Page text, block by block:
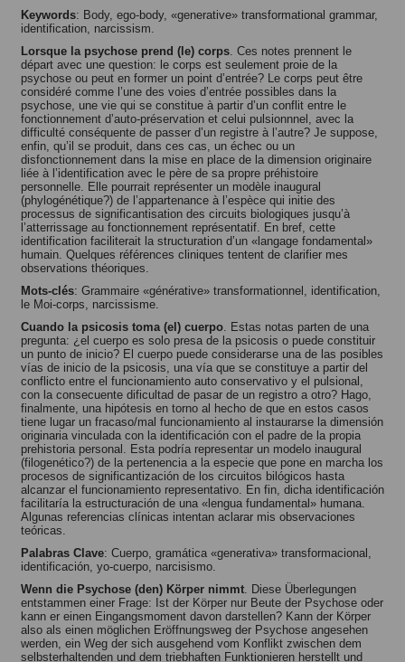
Keywords: Body, ego-body, «generative» transformational grammar,
identification, narcissism.
Lorsque la psychose prend (le) corps . Ces notes prennent le
départ avec une question: le corps est seulement proie de la
psychose ou peut en former un point d’entrée? Le corps peut être
considéré comme l’une des voies d’entrée possibles dans la
psychose, une vie qui se constitue à partir d’un conflit entre le
fonctionnement d’auto-préservation et celui pulsionnnel, avec la
difficulté conséquente de passer d’un registre à l’autre? Je suppose,
enfin, qu’il se produit, dans ces cas, un échec ou un
disfonctionnement dans la mise en place de la dimension originaire
liée à l’identification avec le père de sa propre préhistoire
personnelle. Elle pourrait représenter un modèle inaugural
(phylogénétique?) de l’appartenance à l’espèce qui initie des
processus de significantisation des circuits biologiques jusqu’à
l’atterrissage au fonctionnement représentatif. En bref, cette
identification faciliterait la structuration d’un «langage fondamental»
humain. Quelques références cliniques tentent de clarifier mes
observations théoriques.
Mots-clés: Grammaire «générative» transformationnel, identification,
le Moi-corps, narcissisme.
Cuando la psicosis toma (el) cuerpo . Estas notas parten de una
pregunta: ¿el cuerpo es solo presa de la psicosis o puede constituir
un punto de inicio? El cuerpo puede considerarse una de las posibles
vías de inicio de la psicosis, una vía que se constituye a partir del
conflicto entre el funcionamiento auto conservativo y el pulsional,
con la consecuente dificultad de pasar de un registro a otro? Hago,
finalmente, una hipótesis en torno al hecho de que en estos casos
tiene lugar un fracaso/mal funcionamiento al instaurarse la dimensión
originaria vinculada con la identificación con el padre de la propia
prehistoria personal. Esta podría representar un modelo inaugural
(filogenético?) de la pertenencia a la especie que pone en marcha los
procesos de significantización de los circuitos bilógicos hasta
alcanzar el funcionamiento representativo. En fin, dicha identificación
facilitaría la estructuración de una «lengua fundamental» humana.
Algunas referencias clínicas intentan aclarar mis observaciones
teóricas.
Palabras Clave: Cuerpo, gramática «generativa» transformacional,
identificación, yo-cuerpo, narcisismo.
Wenn die Psychose (den) Körper nimmt . Diese Überlegungen
entstammen einer Frage: Ist der Körper nur Beute der Psychose oder
kann er einen Eingangsmoment davon darstellen? Kann der Körper
also als einen möglichen Eröffnungsweg der Psychose angesehen
werden, ein Weg der sich ausgehend vom Konflikt zwischen dem
selbsterhaltenden und dem triebhaften Funktionieren herstellt und